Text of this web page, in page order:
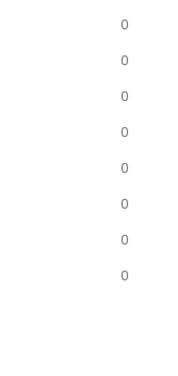
0
0
0
0
0
0
0
0